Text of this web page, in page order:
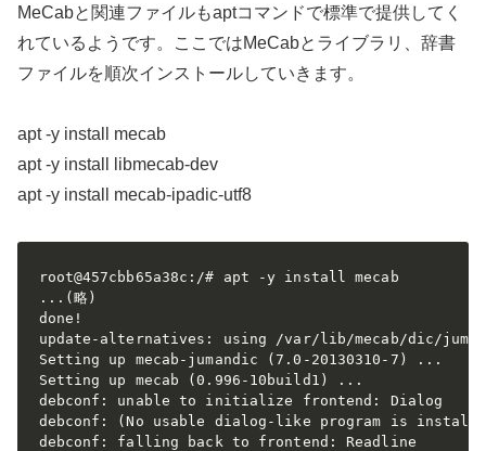
MeCabと関連ファイルもaptコマンドで標準で提供してく
れているようです。ここではMeCabとライブラリ、辞書
ファイルを順次インストールしていきます。
apt -y install mecab
apt -y install libmecab-dev
apt -y install mecab-ipadic-utf8
root@457cbb65a38c:/# apt -y install mecab
...(略)
done!
update-alternatives: using /var/lib/mecab/dic/
Setting up mecab-jumandic (7.0-20130310-7) ...
Setting up mecab (0.996-10build1) ...
debconf: unable to initialize frontend: Dialog
debconf: (No usable dialog-like program is
debconf: falling back to frontend: Readline